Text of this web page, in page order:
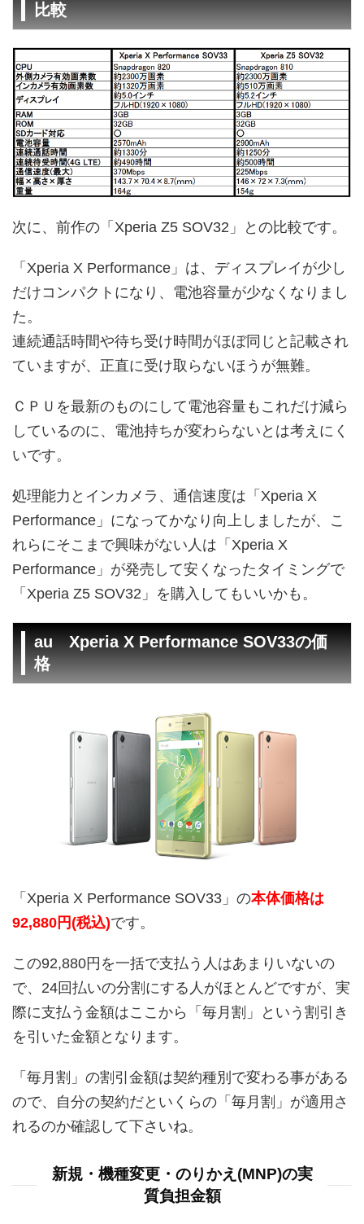
比較
次に、前作の「Xperia Z5 SOV32」との比較です。
「Xperia X Performance」は、ディスプレイが少し
だけコンパクトになり、電池容量が少なくなりまし
た。
連続通話時間や待ち受け時間がほぼ同じと記載され
ていますが、正直に受け取らないほうが無難。
ＣＰＵを最新のものにして電池容量もこれだけ減ら
しているのに、電池持ちが変わらないとは考えにく
いです。
処理能力とインカメラ、通信速度は「Xperia X
Performance」になってかなり向上しましたが、こ
れらにそこまで興味がない人は「Xperia X
Performance」が発売して安くなったタイミングで
「Xperia Z5 SOV32」を購入してもいいかも。
au Xperia X Performance SOV33の価
格
「Xperia X Performance SOV33」の本体価格は
92,880円(税込)です。
この92,880円を一括で支払う人はあまりいないの
で、24回払いの分割にする人がほとんどですが、実
際に支払う金額はここから「毎月割」という割引き
を引いた金額となります。
「毎月割」の割引金額は契約種別で変わる事がある
ので、自分の契約だといくらの「毎月割」が適用さ
れるのか確認して下さいね。
新規・機種変更・のりかえ(MNP)の実
質負担金額